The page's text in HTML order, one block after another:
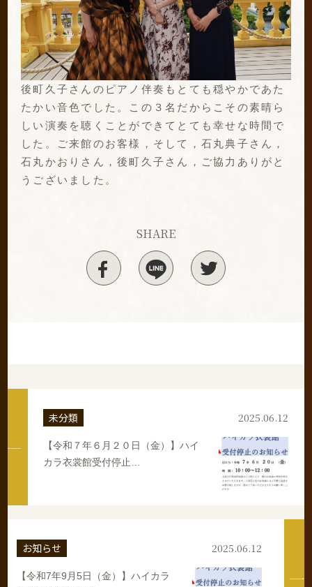
後町久子さんのピアノ伴奏もとても穏やかであた
たかい音色でした。この３名だからこその素晴ら
しい演奏を聴くことができてとても幸せな時間で
した。ご来館のお客様，そして，石丸典子さん，
石丸かおりさん，後町久子さん，ご協力ありがと
うございました。
SHARE
未分類
【令和７年６月２０日（金）】ハイ
カラ衣裳館受付停止…
2025.06.12
お知らせ
【令和7年9月5日（金）】ハイカラ
2025.06.12